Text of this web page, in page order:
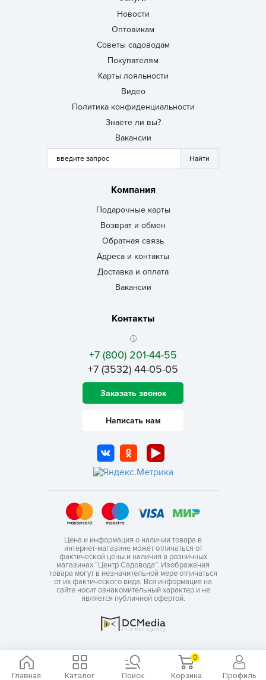
Главная Каталог Поиск
0
Корзина Профиль
Новости
Оптовикам
Советы садоводам
Покупателям
Карты лояльности
Видео
Политика конфиденциальности
Знаете ли вы?
Вакансии
Компания
Подарочные карты
Возврат и обмен
Обратная связь
Адреса и контакты
Доставка и оплата
Вакансии
Контакты
+7 (800) 201-44-55
+7 (3532) 44-05-05
Заказать звонок
Написать нам
Цена и информация о наличии товара в
интернет-магазине может отличаться от
фактической цены и наличия в розничных
магазинах “Центр Садовода”. Изображения
товара могут в незначительной мере отличаться
от их фактического вида. Вся информация на
сайте носит ознакомительный характер и не
является публичной офертой.